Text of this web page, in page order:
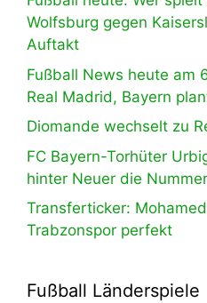
Wolfsburg gegen
Auftakt
Fußball News heute am
Real Madrid, Bayern
Diomande wechselt zu
FC Bayern-Torhüter
hinter Neuer die
Transferticker:
Trabzonspor perfekt
Fußball Länderspiele